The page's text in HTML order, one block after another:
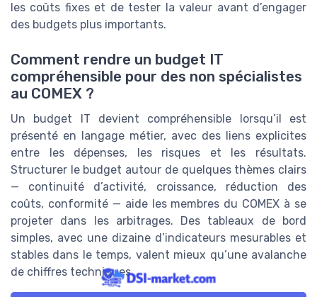
les coûts fixes et de tester la valeur avant d’engager
des budgets plus importants.
Comment rendre un budget IT
compréhensible pour des non spécialistes
au COMEX ?
Un budget IT devient compréhensible lorsqu’il est
présenté en langage métier, avec des liens explicites
entre les dépenses, les risques et les résultats.
Structurer le budget autour de quelques thèmes clairs
— continuité d’activité, croissance, réduction des
coûts, conformité — aide les membres du COMEX à se
projeter dans les arbitrages. Des tableaux de bord
simples, avec une dizaine d’indicateurs mesurables et
stables dans le temps, valent mieux qu’une avalanche
de chiffres techniques.